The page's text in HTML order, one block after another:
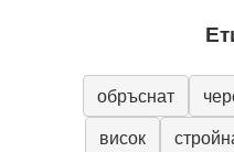
обръснат
висок